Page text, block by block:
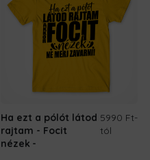
Ha ezt a pólót látod
rajtam - Focit
nézek
5990 Ft-
tól